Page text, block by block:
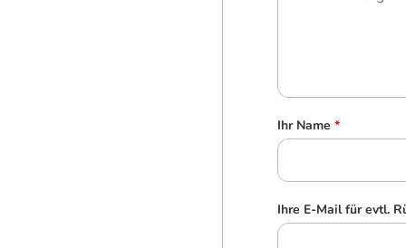
Ihr Name *
Ihre E-Mail für evtl.